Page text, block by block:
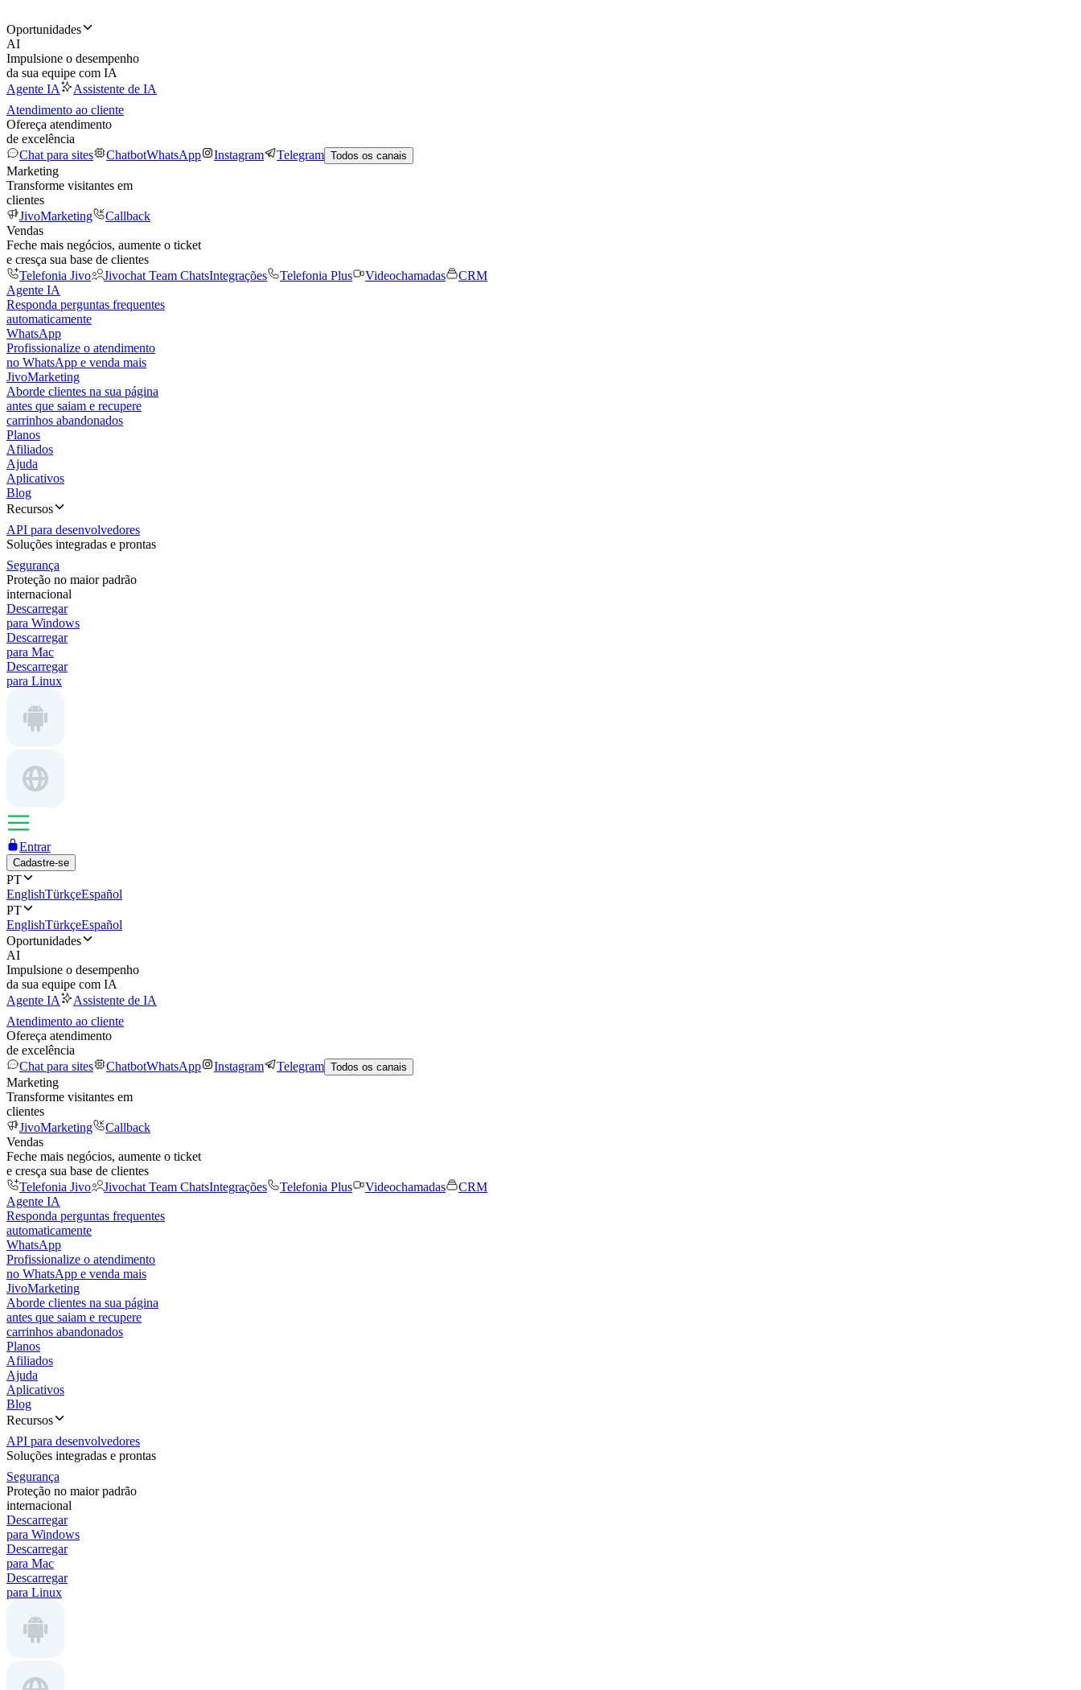
Oportunidades
AI
Impulsione o desempenho
da sua equipe com IA
Agente IA
Assistente de IA
Atendimento ao cliente
Ofereça atendimento
de excelência
Chat para sites
ChatbotWhatsApp Instagram Telegram Todos os canais
Marketing
Transforme visitantes em
clientes
JivoMarketing
Callback
Vendas
Feche mais negócios, aumente o ticket
e cresça sua base de clientes
Telefonia Jivo
Jivochat Team ChatsIntegrações Telefonia Plus Videochamadas
CRM
Agente IA
Responda perguntas frequentes
automaticamente
WhatsApp
Profissionalize o atendimento
no WhatsApp e venda mais
JivoMarketing
Aborde clientes na sua página
antes que saiam e recupere
carrinhos abandonados
Planos
Afiliados
Ajuda
Aplicativos
Blog
Recursos
API para desenvolvedores
Soluções integradas e prontas
Segurança
Proteção no maior padrão
internacional
Descarregar
para Windows
Descarregar
para Mac
Descarregar
para Linux
Entrar
Cadastre-se
PT
EnglishTürkçeEspañol
PT
EnglishTürkçeEspañol
Oportunidades
AI
Impulsione o desempenho
da sua equipe com IA
Agente IA
Assistente de IA
Atendimento ao cliente
Ofereça atendimento
de excelência
Chat para sites
ChatbotWhatsApp Instagram Telegram Todos os canais
Marketing
Transforme visitantes em
clientes
JivoMarketing
Callback
Vendas
Feche mais negócios, aumente o ticket
e cresça sua base de clientes
Telefonia Jivo
Jivochat Team ChatsIntegrações Telefonia Plus Videochamadas
CRM
Agente IA
Responda perguntas frequentes
automaticamente
WhatsApp
Profissionalize o atendimento
no WhatsApp e venda mais
JivoMarketing
Aborde clientes na sua página
antes que saiam e recupere
carrinhos abandonados
Planos
Afiliados
Ajuda
Aplicativos
Blog
Recursos
API para desenvolvedores
Soluções integradas e prontas
Segurança
Proteção no maior padrão
internacional
Descarregar
para Windows
Descarregar
para Mac
Descarregar
para Linux